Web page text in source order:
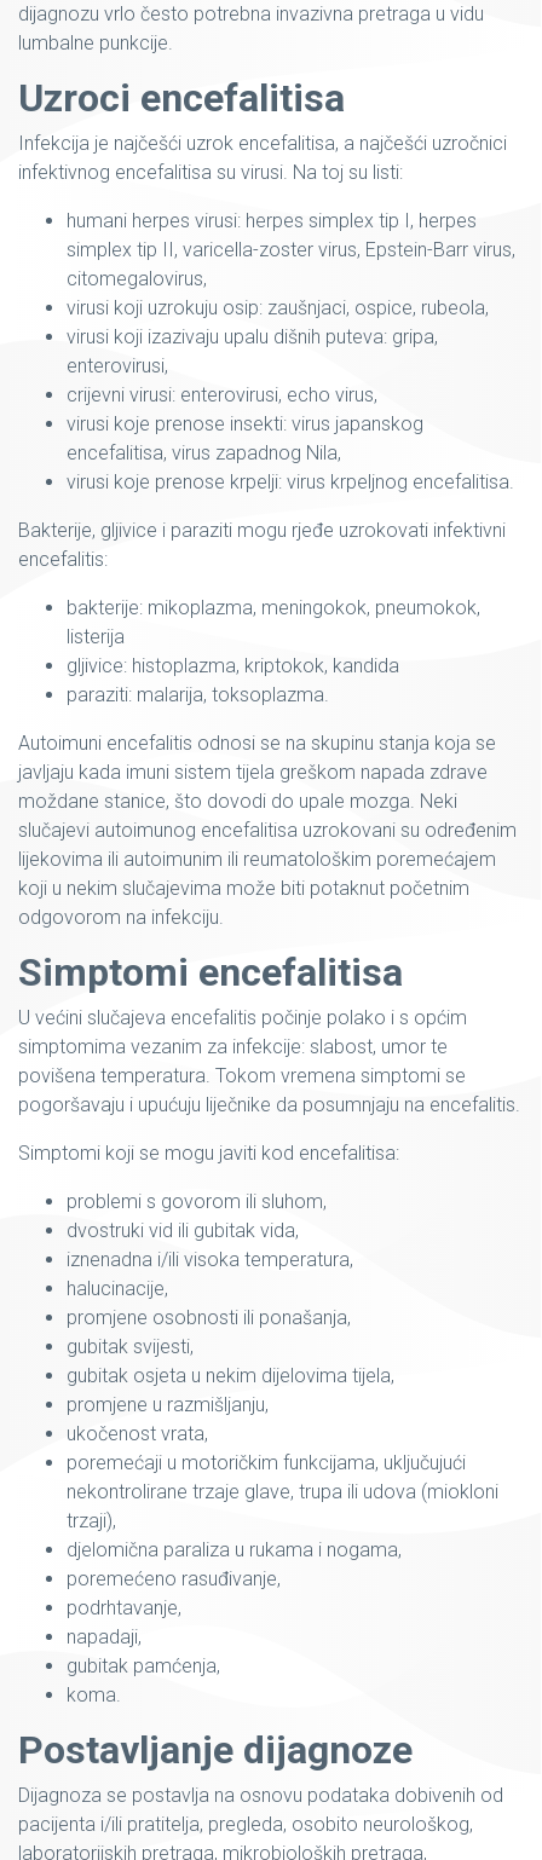
dijagnozu vrlo često potrebna invazivna pretraga u vidu
lumbalne punkcije.
Uzroci encefalitisa
Infekcija je najčešći uzrok encefalitisa, a najčešći uzročnici
infektivnog encefalitisa su virusi. Na toj su listi:
humani herpes virusi: herpes simplex tip I, herpes
simplex tip II, varicella-zoster virus, Epstein-Barr virus,
citomegalovirus,
virusi koji uzrokuju osip: zaušnjaci, ospice, rubeola,
virusi koji izazivaju upalu dišnih puteva: gripa,
enterovirusi,
crijevni virusi: enterovirusi, echo virus,
virusi koje prenose insekti: virus japanskog
encefalitisa, virus zapadnog Nila,
virusi koje prenose krpelji: virus krpeljnog encefalitisa.
Bakterije, gljivice i paraziti mogu rjeđe uzrokovati infektivni
encefalitis:
bakterije: mikoplazma, meningokok, pneumokok,
listerija
gljivice: histoplazma, kriptokok, kandida
paraziti: malarija, toksoplazma.
Autoimuni encefalitis odnosi se na skupinu stanja koja se
javljaju kada imuni sistem tijela greškom napada zdrave
moždane stanice, što dovodi do upale mozga. Neki
slučajevi autoimunog encefalitisa uzrokovani su određenim
lijekovima ili autoimunim ili reumatološkim poremećajem
koji u nekim slučajevima može biti potaknut početnim
odgovorom na infekciju.
Simptomi encefalitisa
U većini slučajeva encefalitis počinje polako i s općim
simptomima vezanim za infekcije: slabost, umor te
povišena temperatura. Tokom vremena simptomi se
pogoršavaju i upućuju liječnike da posumnjaju na encefalitis.
Simptomi koji se mogu javiti kod encefalitisa:
problemi s govorom ili sluhom,
dvostruki vid ili gubitak vida,
iznenadna i/ili visoka temperatura,
halucinacije,
promjene osobnosti ili ponašanja,
gubitak svijesti,
gubitak osjeta u nekim dijelovima tijela,
promjene u razmišljanju,
ukočenost vrata,
poremećaji u motoričkim funkcijama, uključujući
nekontrolirane trzaje glave, trupa ili udova (miokloni
trzaji),
djelomična paraliza u rukama i nogama,
poremećeno rasuđivanje,
podrhtavanje,
napadaji,
gubitak pamćenja,
koma.
Postavljanje dijagnoze
Dijagnoza se postavlja na osnovu podataka dobivenih od
pacijenta i/ili pratitelja, pregleda, osobito neurološkog,
laboratorijskih pretraga, mikrobioloških pretraga,